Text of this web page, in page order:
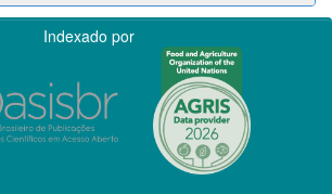
Indexado por